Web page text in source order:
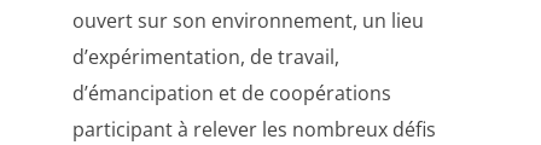
ouvert sur son environnement, un lieu
d’expérimentation, de travail,
d’émancipation et de coopérations
participant à relever les nombreux défis